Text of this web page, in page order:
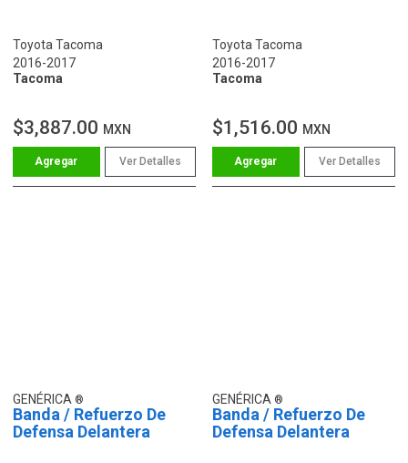
Toyota Tacoma
2016-2017
Tacoma
$3,887.00 MXN
Ver Detalles
Toyota Tacoma
2016-2017
Tacoma
$1,516.00 MXN
Ver Detalles
GENÉRICA
Banda / Refuerzo De
Defensa Delantera
GENÉRICA
Banda / Refuerzo De
Defensa Delantera